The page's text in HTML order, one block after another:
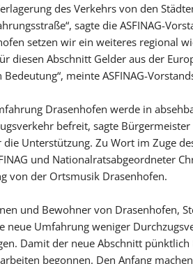
des Verkehrs von den
sagte die ASFINAG-
setzen wir ein weiteres regional
diesen Abschnitt Gelder aus der
meinte ASFINAG-
Drasenhofen werde in
befreit, sagte
Unterstützung. Zu Wort im Zuge
und Nationalratsabgeordneter
von der Ortsmusik Drasenhofen.
und Bewohner von Drasenhofen,
neue Umfahrung weniger
Damit der neue Abschnitt
begonnen. Den Anfang